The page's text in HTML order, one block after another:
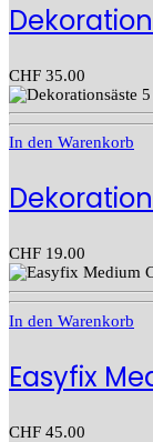
CHF 35.00
In den Warenkorb
CHF 19.00
In den Warenkorb
Easyfix
CHF 45.00